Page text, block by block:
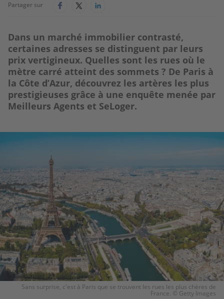
Partager sur
Dans un marché immobilier contrasté,
certaines adresses se distinguent par leurs
prix vertigineux. Quelles sont les rues où le
mètre carré atteint des sommets ? De Paris à
la Côte d’Azur, découvrez les artères les plus
prestigieuses grâce à une enquête menée par
Meilleurs Agents et SeLoger.
Sans surprise, c'est à Paris que se trouvent les rues les plus chères de
France. © Getty Images